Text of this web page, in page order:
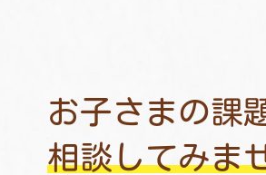
お子さまの課
相談してみま